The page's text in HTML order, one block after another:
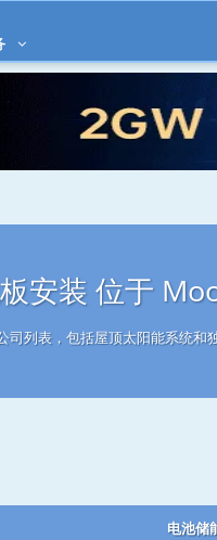
安装 位于
列表，包括屋顶太阳能系统和
电池储